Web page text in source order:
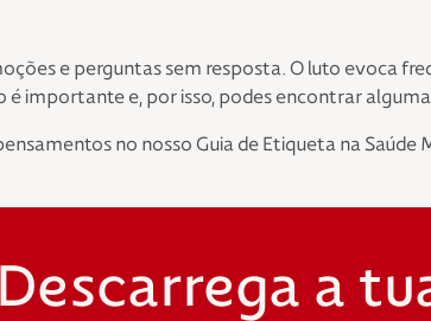
e perguntas sem resposta. O luto evoca
importante e, por isso, podes encontrar
no nosso Guia de Etiqueta na Saúde
Descarrega a